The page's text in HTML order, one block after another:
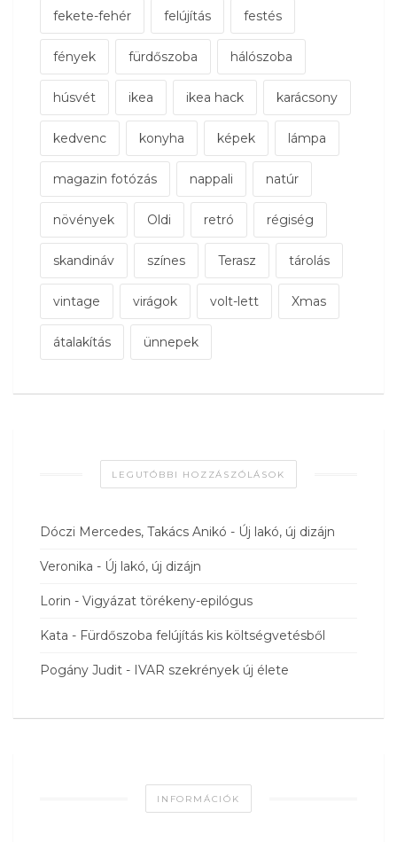
fekete-fehér felújítás festés
fények fürdőszoba hálószoba
húsvét ikea ikea hack karácsony
kedvenc konyha képek lámpa
magazin fotózás nappali natúr
növények Oldi retró régiség
skandináv színes Terasz tárolás
vintage virágok volt-lett Xmas
átalakítás ünnepek
LEGUTÓBBI HOZZÁSZÓLÁSOK
Dóczi Mercedes, Takács Anikó - Új lakó, új dizájn
Veronika - Új lakó, új dizájn
Lorin - Vigyázat törékeny-epilógus
Kata - Fürdőszoba felújítás kis költségvetésből
Pogány Judit - IVAR szekrények új élete
INFORMÁCIÓK